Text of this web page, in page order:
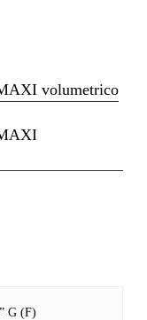
volumetrico
G (F)